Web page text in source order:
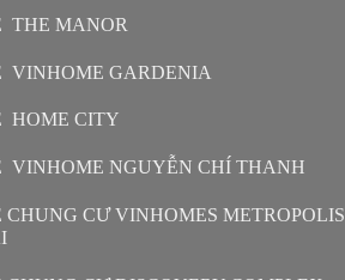
THE MANOR
VINHOME GARDENIA
HOME CITY
VINHOME NGUYỄN CHÍ THANH
CHUNG CƯ VINHOMES METROPOLIS